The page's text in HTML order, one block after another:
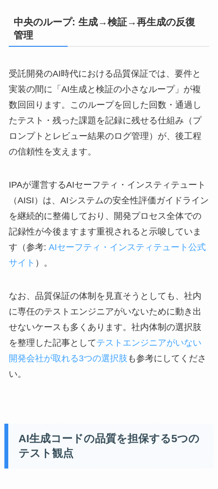
中央のループ: 生成→検証→再生成の反復
管理
受託開発のAI時代における品質保証では、要件と
実装の間に「AI生成と検証の小さなループ」が複
数回回ります。このループを回した回数・通過し
たテスト・残った課題を記録に残せる仕組み（プ
ロンプトとレビュー結果のログ管理）が、後工程
の信頼性を支えます。
IPAが運営するAIセーフティ・インスティテュート
（AISI）は、AIシステムの安全性評価ガイドライン
を継続的に整備しており、開発プロセス全体での
記録性が今後ますます重視されると示唆していま
す（参考: AIセーフティ・インスティテュート公式
サイト ）。
なお、品質保証の体制を見直そうとしても、社内
に専任のテストエンジニアがいないために動き出
せないケースも多くあります。社内体制の選択肢
を整理した記事としてテストエンジニアがいない
開発会社が取れる3つの選択肢 も参考にしてくださ
い。
AI生成コードの品質を担保する5つの
テスト観点